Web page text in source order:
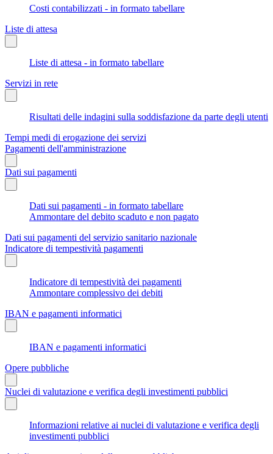
Costi contabilizzati - in formato tabellare
Liste di attesa
Liste di attesa - in formato tabellare
Servizi in rete
Risultati delle indagini sulla soddisfazione da parte degli utenti
Tempi medi di erogazione dei servizi
Pagamenti dell'amministrazione
Dati sui pagamenti
Dati sui pagamenti - in formato tabellare
Ammontare del debito scaduto e non pagato
Dati sui pagamenti del servizio sanitario nazionale
Indicatore di tempestività pagamenti
Indicatore di tempestività dei pagamenti
Ammontare complessivo dei debiti
IBAN e pagamenti informatici
IBAN e pagamenti informatici
Opere pubbliche
Nuclei di valutazione e verifica degli investimenti pubblici
Informazioni relative ai nuclei di valutazione e verifica degli
investimenti pubblici